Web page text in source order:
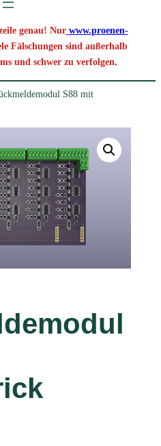
genau! Nur www.proenen-
Fälschungen sind außerhalb
und schwer zu verfolgen.
S88 mit